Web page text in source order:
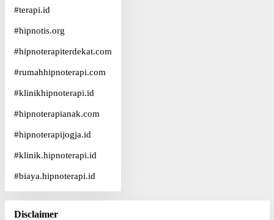
#terapi.id
#hipnotis.org
#hipnoterapiterdekat.com
#rumahhipnoterapi.com
#klinikhipnoterapi.id
#hipnoterapianak.com
#hipnoterapijogja.id
#klinik.hipnoterapi.id
#biaya.hipnoterapi.id
Disclaimer